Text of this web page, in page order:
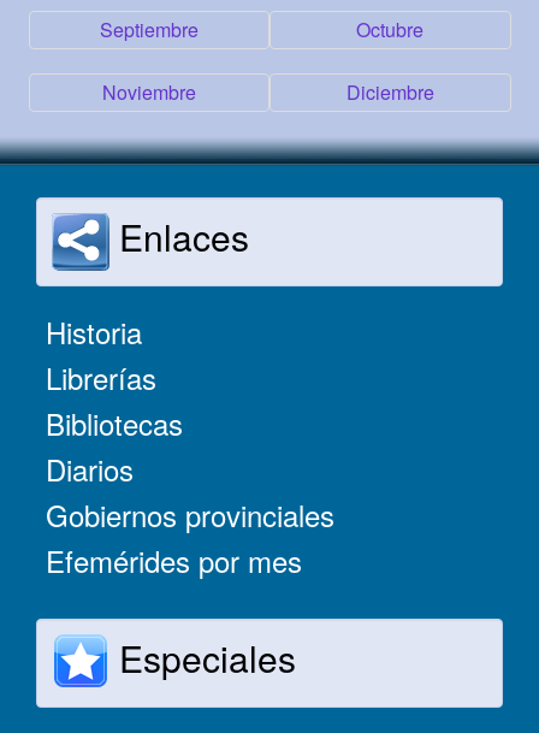
Septiembre Octubre
Noviembre Diciembre
Enlaces
Historia
Librerías
Bibliotecas
Diarios
Gobiernos provinciales
Efemérides por mes
Especiales